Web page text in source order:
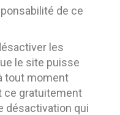
de ce
les
le site puisse
tout moment
ce gratuitement
désactivation qui